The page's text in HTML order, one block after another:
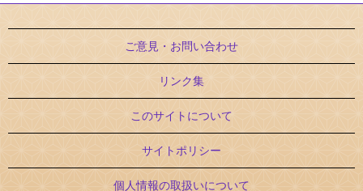
ご意見・お問い合わせ
リンク集
このサイトについて
サイトポリシー
個人情報の取扱いについて